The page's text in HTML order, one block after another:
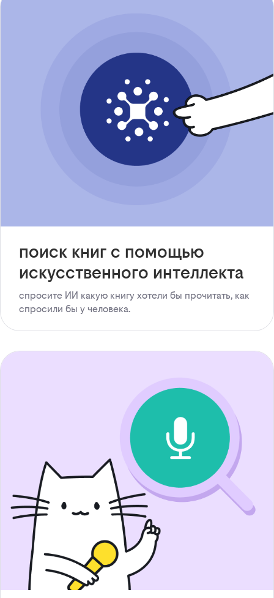
поиск книг с помощью
искусственного интеллекта
спросите ИИ какую книгу хотели бы прочитать, как
спросили бы у человека.